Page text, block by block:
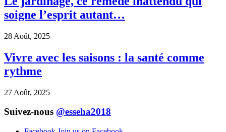
soigne l’esprit autant…
28 Août, 2025
Vivre avec les saisons : la santé comme
rythme
27 Août, 2025
Suivez-nous @esseha2018